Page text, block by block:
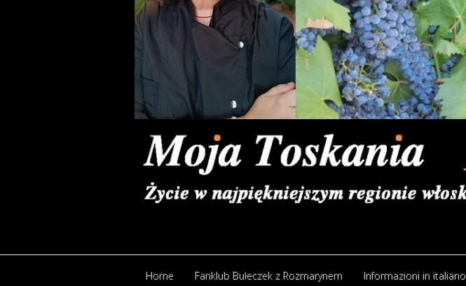
Home Fanklub Bułeczek z Rozmarynem Informazioni in italiano